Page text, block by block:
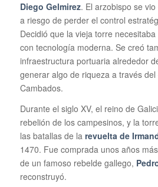
Diego Gelmirez. El arzobispo se
a riesgo de perder el control
Decidió que la vieja torre
con tecnología moderna. Se creó
infraestructura portuaria alrededor
generar algo de riqueza a través
Cambados.
Durante el siglo XV, el reino de
rebelión de los campesinos, y la
las batallas de la revuelta de
1470. Fue comprada unos años
de un famoso rebelde gallego,
reconstruyó.